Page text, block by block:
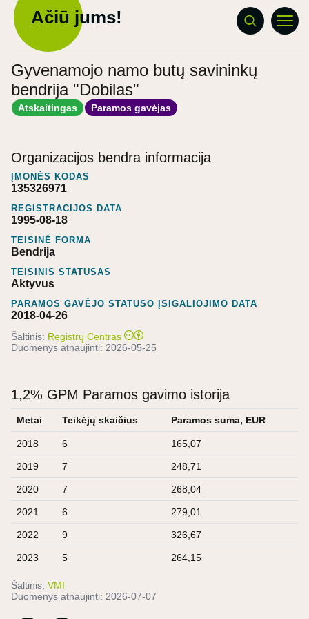
Ačiū jums!
Gyvenamojo namo butų savininkų
bendrija "Dobilas"
Atskaitingas Paramos gavėjas
Organizacijos bendra informacija
ĮMONĖS KODAS
135326971
REGISTRACIJOS DATA
1995-08-18
TEISINĖ FORMA
Bendrija
TEISINIS STATUSAS
Aktyvus
PARAMOS GAVĖJO STATUSO ĮSIGALIOJIMO DATA
2018-04-26
Šaltinis: Registrų Centras
Duomenys atnaujinti: 2026-05-25
1,2% GPM Paramos gavimo istorija
Metai Teikėjų skaičius Paramos suma, EUR
2018 6 165,07
2019 7 248,71
2020 7 268,04
2021 6 279,01
2022 9 326,67
2023 5 264,15
Šaltinis: VMI
Duomenys atnaujinti: 2026-07-07